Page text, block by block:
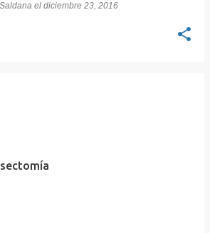
el diciembre 23, 2016